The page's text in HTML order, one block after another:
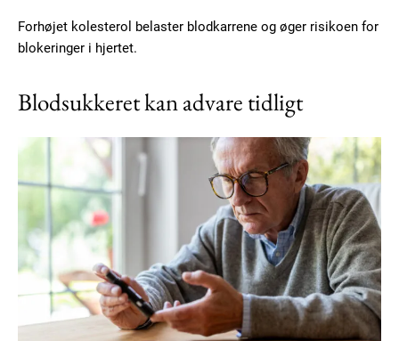
Forhøjet kolesterol belaster blodkarrene og øger risikoen for
blokeringer i hjertet.
Blodsukkeret kan advare tidligt